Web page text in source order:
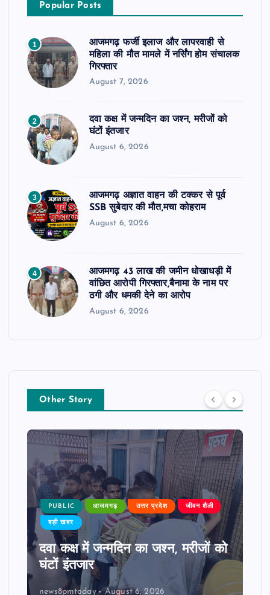
Popular Posts
1
आजमगढ़ फर्जी इलाज और लापरवाही से
महिला की मौत मामले में नर्सिंग होम संचालक
गिरफ्तार
August 7, 2026
2
दवा कक्ष में जन्मदिन का जश्न, मरीजों को
घंटों इंतजार
August 6, 2026
3
आजमगढ़ अज्ञात वाहन की टक्कर से पूर्व
SSB सुबेदार की मौत,मचा कोहराम
August 6, 2026
4
आजमगढ़ 43 लाख की जमीन धोखाधड़ी में
वांछित आरोपी गिरफ्तार,बैनामा के नाम पर
ठगी और धमकी देने का आरोप
August 6, 2026
Other Story
PUBLIC आजमगढ़ उत्तर प्रदेश जीवन शैली
बड़ी खबर
दवा कक्ष में जन्मदिन का जश्न, मरीजों को
घंटों इंतजार
news8pmtoday August 6, 2026